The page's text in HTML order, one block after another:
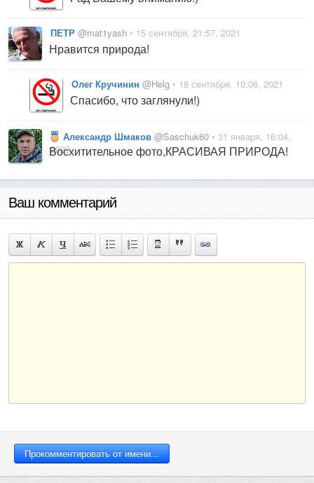
ПЕТР @mat1yash • 15 сентября, 21:57, 2021
Нравится природа!
Олег Кручинин @Helg • 18 сентября, 10:06, 2021
Спасибо, что заглянули!)
Александр Шмаков @Saschuk60 • 31 января, 16:04,
2023
Восхитительное фото,КРАСИВАЯ ПРИРОДА!
Ваш комментарий